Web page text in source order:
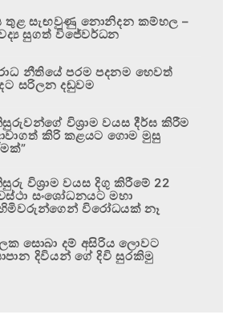
තුළ සැඟවුණු නොනිදන කම්හල –
සුගත් විජේවර්ධන
නීතියේ පරම පදනම හෙවත්
සරිලන දඬුවම
විශ්‍රාම වයස දීර්ඝ කිරීම
කිරි කළයට ගොම මුසු
විශ්‍රාම වයස දිගු කිරීමේ 22
සංශෝධනයට මහා
විරෝධයක් නෑ
සොබා දම් අසිරිය ලොවට
දිවියන් ගේ දිවි සුරකිමු